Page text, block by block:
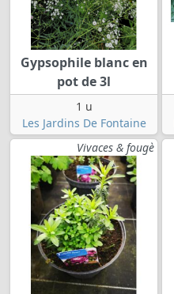
Gypsophile blanc en
pot de 3l
1 u
Les Jardins De Fontaine
Vivaces & fougè